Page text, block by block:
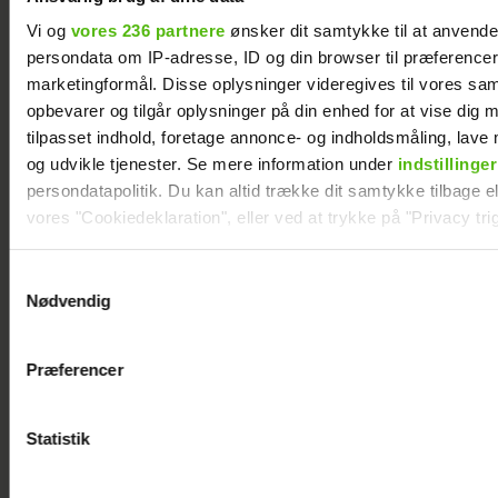
Vi og vores 236 partnere ønsker dit samtykke til at
persondata om IP-adresse, ID og din browser til
marketingformål. Disse oplysninger videregives til vores
opbevarer og tilgår oplysninger på din enhed for at vise dig
tilpasset indhold, foretage annonce- og indholdsmåling, lave
og udvikle tjenester. Se mere information under indstillinger
persondatapolitik. Du kan altid trække dit samtykke tilbage
vores "Cookiedeklaration", eller ved at trykke på "Privacy
Vi anvender egne cookies og cookies fra tredjeparter til at
generere statistik og huske dine præferencer samt til brug
Nødvendig
Præferencer
Statistik
venter barn nummer
to